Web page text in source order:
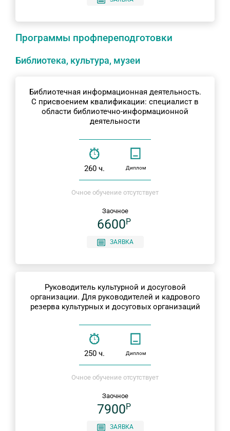
Программы профпереподготовки
Библиотека, культура, музеи
Библиотечная информационная деятельность.
С присвоением квалификации: специалист в
области библиотечно-информационной
деятельности
260 ч. Диплом
Очное обучение отсутствует
Заочное
6600P
ЗАЯВКА
Руководитель культурной и досуговой
организации. Для руководителей и кадрового
резерва культурных и досуговых организаций
250 ч. Диплом
Очное обучение отсутствует
Заочное
7900P
ЗАЯВКА